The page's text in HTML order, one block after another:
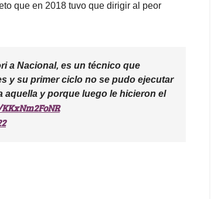
que en 2018 tuvo que dirigir al peor
a Nacional, es un técnico que
y su primer ciclo no se pudo ejecutar
aquella y porque luego le hicieron el